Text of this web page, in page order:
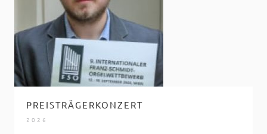
PREISTRÄGERKONZERT
2026